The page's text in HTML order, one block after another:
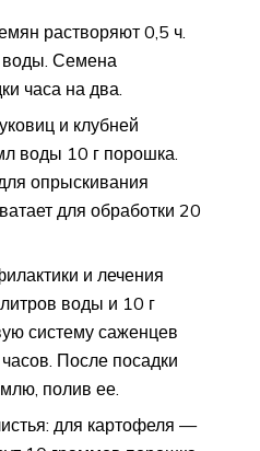
растворяют 0,5 ч.
воды. Семена
часа на два.
и клубней
воды 10 г порошка.
опрыскивания
для обработки 20
и лечения
воды и 10 г
систему саженцев
После посадки
полив ее.
для картофеля —